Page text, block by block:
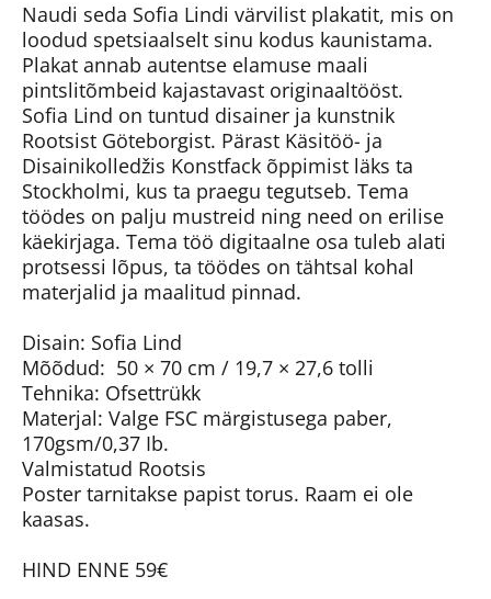
Naudi seda Sofia Lindi värvilist plakatit, mis on
loodud spetsiaalselt sinu kodus kaunistama.
Plakat annab autentse elamuse maali
pintslitõmbeid kajastavast originaaltööst.
Sofia Lind on tuntud disainer ja kunstnik
Rootsist Göteborgist. Pärast Käsitöö- ja
Disainikolledžis Konstfack õppimist läks ta
Stockholmi, kus ta praegu tegutseb. Tema
töödes on palju mustreid ning need on erilise
käekirjaga. Tema töö digitaalne osa tuleb alati
protsessi lõpus, ta töödes on tähtsal kohal
materjalid ja maalitud pinnad.
Disain: Sofia Lind
Mõõdud: 50 × 70 cm / 19,7 × 27,6 tolli
Tehnika: Ofsettrükk
Materjal: Valge FSC märgistusega paber,
170gsm/0,37 Ib.
Valmistatud Rootsis
Poster tarnitakse papist torus. Raam ei ole
kaasas.
HIND ENNE 59€